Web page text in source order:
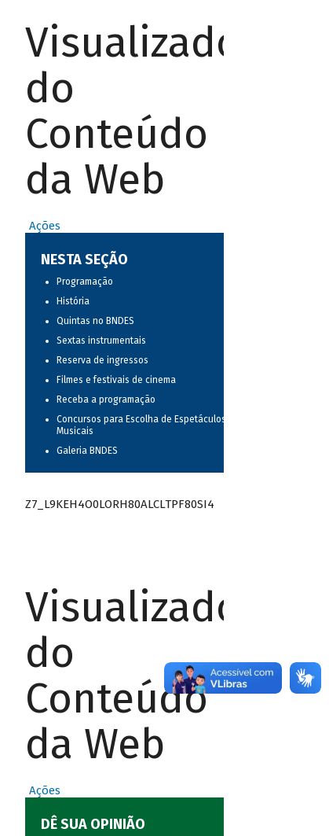
Visualizador
do
Conteúdo
da Web
Ações
NESTA SEÇÃO
Programação
História
Quintas no BNDES
Sextas instrumentais
Reserva de ingressos
Filmes e festivais de cinema
Receba a programação
Concursos para Escolha de Espetáculos
Musicais
Galeria BNDES
Z7_L9KEH4O0LORH80ALCLTPF80SI4
Visualizador
do
Conteúdo
da Web
Ações
DÊ SUA OPINIÃO